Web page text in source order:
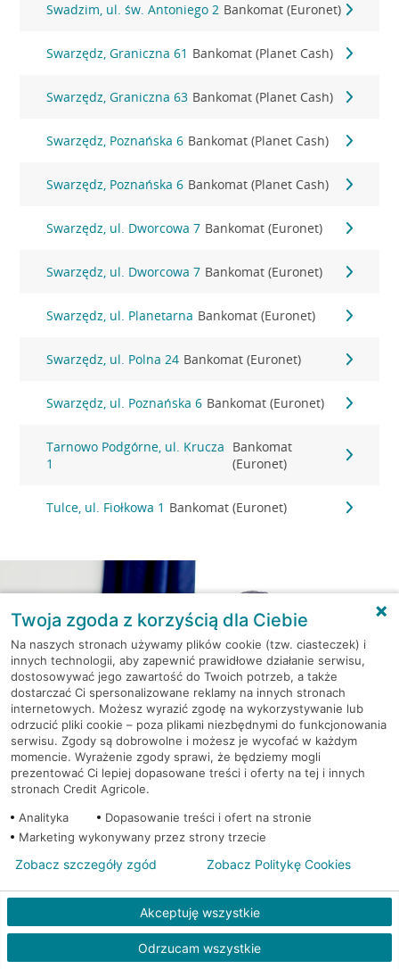
Swadzim, ul. św. Antoniego 2 Bankomat (Euronet)
Swarzędz, Graniczna 61 Bankomat (Planet Cash)
Swarzędz, Graniczna 63 Bankomat (Planet Cash)
Swarzędz, Poznańska 6 Bankomat (Planet Cash)
Swarzędz, Poznańska 6 Bankomat (Planet Cash)
Swarzędz, ul. Dworcowa 7 Bankomat (Euronet)
Swarzędz, ul. Dworcowa 7 Bankomat (Euronet)
Swarzędz, ul. Planetarna Bankomat (Euronet)
Swarzędz, ul. Polna 24 Bankomat (Euronet)
Swarzędz, ul. Poznańska 6 Bankomat (Euronet)
Tarnowo Podgórne, ul. Krucza
1
Bankomat
(Euronet)
Tulce, ul. Fiołkowa 1 Bankomat (Euronet)
Kredyt gotówkowy na Twoje
wakacyjne plany
Weź kredyt na to co ważne. Twoje marzenia
nie muszą czekać!
RRSO: 9,6%
WEŹ KREDYT NOTA PRAWNA
Twoja zgoda z korzyścią dla Ciebie
Na naszych stronach używamy plików cookie (tzw. ciasteczek) i
innych technologii, aby zapewnić prawidłowe działanie serwisu,
dostosowywać jego zawartość do Twoich potrzeb, a także
dostarczać Ci spersonalizowane reklamy na innych stronach
internetowych. Możesz wyrazić zgodę na wykorzystywanie lub
odrzucić pliki cookie – poza plikami niezbędnymi do funkcjonowania
serwisu. Zgody są dobrowolne i możesz je wycofać w każdym
momencie. Wyrażenie zgody sprawi, że będziemy mogli
prezentować Ci lepiej dopasowane treści i oferty na tej i innych
stronach Credit Agricole.
Analityka
Dopasowanie treści i ofert na stronie
Marketing wykonywany przez strony trzecie
Akceptuję wszystkie
Odrzucam wszystkie
Zobacz szczegóły zgód Zobacz Politykę Cookies